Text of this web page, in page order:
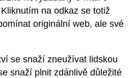
na odkaz se totiž
originální web, ale své
se snaží zneužívat lidskou
snaží plnit zdánlivě důležité